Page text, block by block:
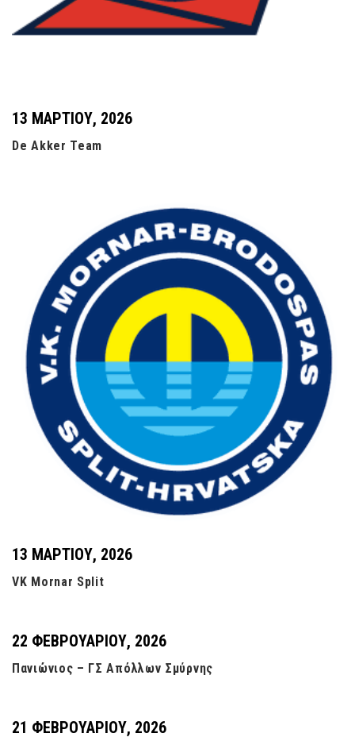
13 ΜΑΡΤΊΟΥ, 2026
De Akker Team
13 ΜΑΡΤΊΟΥ, 2026
VK Mornar Split
22 ΦΕΒΡΟΥΑΡΊΟΥ, 2026
Πανιώνιος – ΓΣ Απόλλων Σμύρνης
21 ΦΕΒΡΟΥΑΡΊΟΥ, 2026